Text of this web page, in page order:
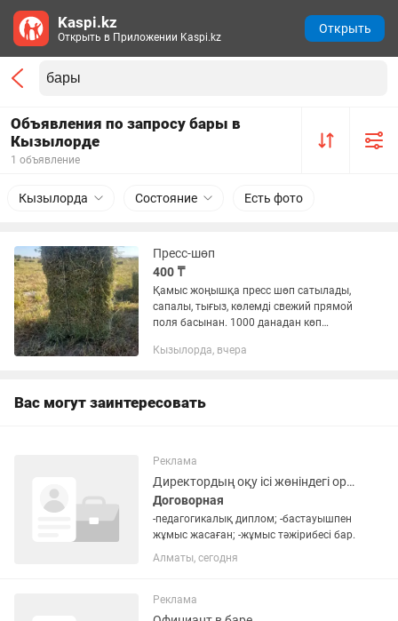
Объявления по запросу бары в
Кызылорде
1 объявление
Кызылорда Состояние Есть фото
Пресс-шөп
400 ₸
Қамыс жоңышқа пресс шөп сатылады,
сапалы, тығыз, көлемді свежий прямой
поля басынан. 1000 данадан көп
Кызылорда, вчера
Вас могут заинтересовать
Реклама
Директордың оқу ісі жөніндегі орынбасары
Договорная
-педагогикалық диплом; -бастауышпен
жұмыс жасаған; -жұмыс тәжірибесі бар.
Алматы, сегодня
Реклама
Kaspi.kz
Открыть в Приложении Kaspi.kz
Открыть